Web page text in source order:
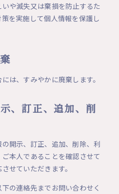
や滅失又は棄損を防止するた
を実施して個人情報を保護し
は、すみやかに廃棄します。
、訂正、追加、削
開示、訂正、追加、削除、利
本人であることを確認させて
せていただきます。
の連絡先までお問い合わせく